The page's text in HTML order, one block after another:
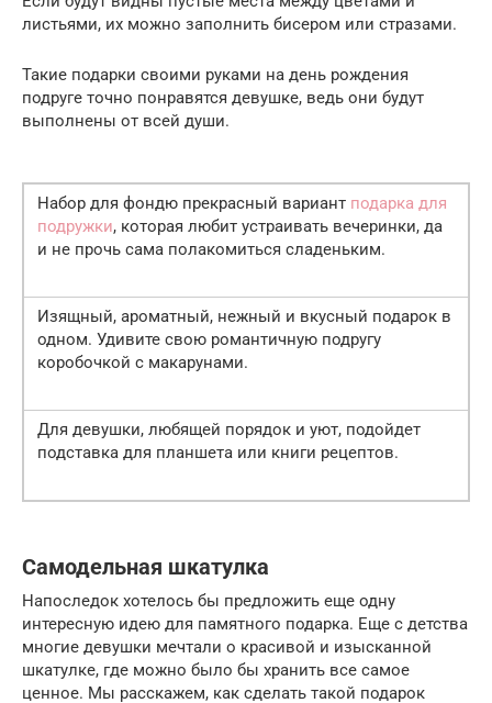
листьями, их можно заполнить бисером или стразами.
Такие подарки своими руками на день рождения
подруге точно понравятся девушке, ведь они будут
выполнены от всей души.
Набор для фондю прекрасный вариант подарка для
подружки, которая любит устраивать вечеринки, да
и не прочь сама полакомиться сладеньким.
Изящный, ароматный, нежный и вкусный подарок в
одном. Удивите свою романтичную подругу
коробочкой с макарунами.
Для девушки, любящей порядок и уют, подойдет
подставка для планшета или книги рецептов.
Самодельная шкатулка
Напоследок хотелось бы предложить еще одну
интересную идею для памятного подарка. Еще с детства
многие девушки мечтали о красивой и изысканной
шкатулке, где можно было бы хранить все самое
ценное. Мы расскажем, как сделать такой подарок